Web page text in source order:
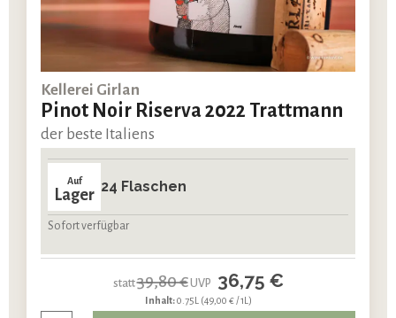
Kellerei Girlan
Pinot Noir Riserva 2022 Trattmann
der beste Italiens
Auf
Lager 24 Flaschen
Sofort verfügbar
statt39,80 €UVP 36,75 €
Inhalt:0.75L (49,00 € / 1L)